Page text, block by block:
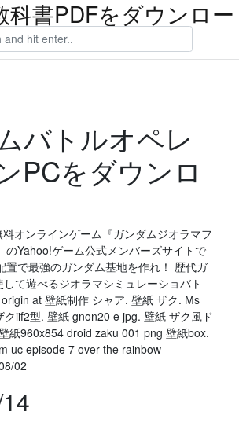
科書PDFをダウンロ
バトルオペレ
PCをダウンロ
オンラインゲーム『ガンダムジオラマフ
のYahoo!ゲーム公式メンバーズサイトで
置で最強のガンダム基地を作れ！ 歴代ガ
て遊べるジオラマシミュレーショバト
at 壁紙制作 シャア. 壁紙 ザク. Ms
iif2型. 壁紙 gnon20 e jpg. 壁紙 ザク風ド
紙960x854 droid zaku 001 png 壁紙box.
uc episode 7 over the rainbow
02